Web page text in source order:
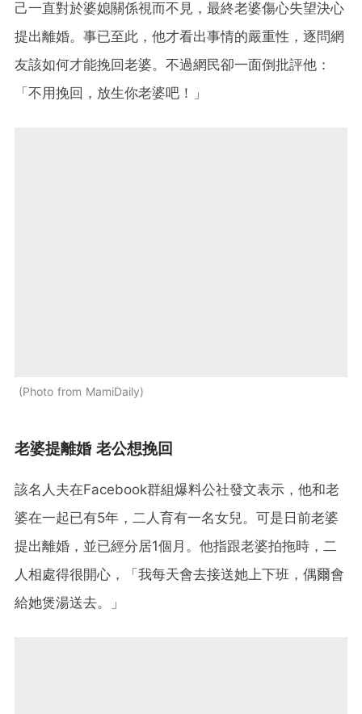
己一直對於婆媳關係視而不見，最終老婆傷心失望決心
提出離婚。事已至此，他才看出事情的嚴重性，逐問網
友該如何才能挽回老婆。不過網民卻一面倒批評他：
「不用挽回，放生你老婆吧！」
Photo from MamiDaily
老婆提離婚 老公想挽回
該名人夫在Facebook群組爆料公社發文表示，他和老
婆在一起已有5年，二人育有一名女兒。可是日前老婆
提出離婚，並已經分居1個月。他指跟老婆拍拖時，二
人相處得很開心，「我每天會去接送她上下班，偶爾會
給她煲湯送去。」